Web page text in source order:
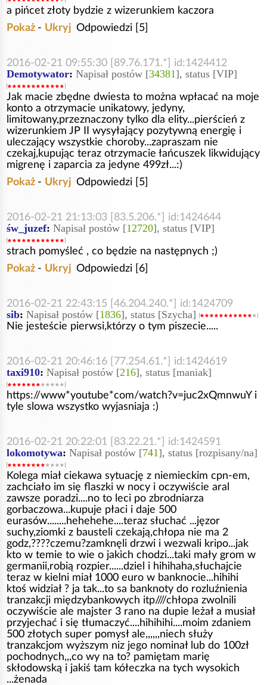
a pińcet złoty bydzie z wizerunkiem kaczora
Pokaż - Ukryj Odpowiedzi [5]
2016-02-21 09:55:30 [89.76.171.*] id:1424412
Demotywator: Napisał postów [34381], status [VIP]
Jak macie zbędne dwiesta to można wpłacać na moje
konto a otrzymacie unikatowy, jedyny,
limitowany,przeznaczony tylko dla elity...pierścień z
wizerunkiem JP II wysyłający pozytywną energię i
uleczający wszystkie choroby...zapraszam nie
czekaj,kupując teraz otrzymacie łańcuszek likwidujący
migrenę i zaparcia za jedyne 499zł...:)
Pokaż - Ukryj Odpowiedzi [5]
2016-02-21 21:13:03 [83.5.206.*] id:1424644
św_juzef: Napisał postów [12720], status [VIP]
strach pomyśleć , co będzie na następnych ;)
Pokaż - Ukryj Odpowiedzi [6]
2016-02-21 22:43:15 [46.204.240.*] id:1424709
sib: Napisał postów [1836], status [Szycha]
Nie jesteście pierwsi,którzy o tym piszecie.....
2016-02-21 20:46:16 [77.254.61.*] id:1424619
taxi910: Napisał postów [216], status [maniak]
https://www*youtube*com/watch?v=juc2xQmnwuY i
tyle slowa wszystko wyjasniaja :)
2016-02-21 20:22:01 [83.22.21.*] id:1424591
lokomotywa: Napisał postów [741], status [rozpisany/na]
Kolega miał ciekawa sytuację z niemieckim cpn-em,
zachciało im się flaszki w nocy i oczywiście aral
zawsze poradzi....no to leci po zbrodniarza
gorbaczowa...kupuje płaci i daje 500
eurasów........hehehehe....teraz słuchać ...jęzor
suchy,ziomki z bausteli czekają,chłopa nie ma 2
godz,????czemu?zamknęli drzwi i wezwali kripo...jak
kto w temie to wie o jakich chodzi...taki mały grom w
germanii,robią rozpier......dziel i hihihaha,słuchajcie
teraz w kielni miał 1000 euro w banknocie...hihihi
ktoś widział ? ja tak...to sa banknoty do rozluźnienia
tranzakcji międzybankowych itp////chłopa zwolnili
oczywiście ale majster 3 rano na dupie leżał a musiał
przyjechać i się tłumaczyć....hihihihi....moim zdaniem
500 złotych super pomysł ale,,,,,,niech służy
tranzakcjom wyższym niz jego nominał lub do 100zł
pochodnych,,,co wy na to? pamiętam marię
skłodowską i jakiś tam kółeczka na tych wysokich
...żenada